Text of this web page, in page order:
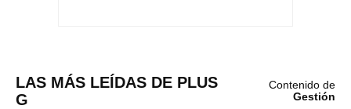
LAS MÁS LEÍDAS DE PLUS
G
Contenido de
Gestión